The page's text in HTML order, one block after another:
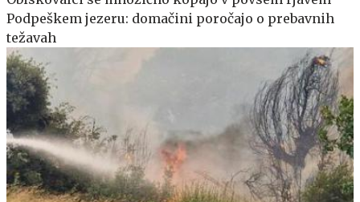
Podpeškem jezeru: domačini poročajo o prebavnih
težavah